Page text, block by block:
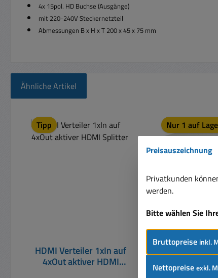
4x 15pol. HD Buchse (Ausgänge)
mit 220-240V Steckernetzteil
Abmessungen B x H x T 200 x 45 x 75 mm
Ähnliche Artikel
Produktgalerie überspringen
Tipp
HDMI Verteiler 1xIn auf
4xOut aktiver HDMI
Nur 1 auf
Rabatt
Bildverteiler
1xIn auf
Preisauszeichnung
Privatkunden
werden.
Bitte wählen Sie
Bruttopreise inkl.
Nettopreiseexkl.